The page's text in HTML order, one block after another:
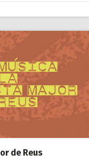
de Reus